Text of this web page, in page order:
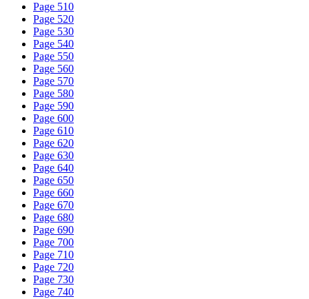
Page 510
Page 520
Page 530
Page 540
Page 550
Page 560
Page 570
Page 580
Page 590
Page 600
Page 610
Page 620
Page 630
Page 640
Page 650
Page 660
Page 670
Page 680
Page 690
Page 700
Page 710
Page 720
Page 730
Page 740